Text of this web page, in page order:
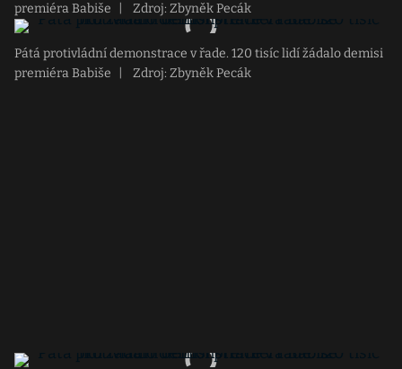
premiéra Babiše
Zdroj: Zbyněk Pecák
Pátá protivládní demonstrace v řade. 120 tisíc lidí žádalo demisi
premiéra Babiše
Zdroj: Zbyněk Pecák